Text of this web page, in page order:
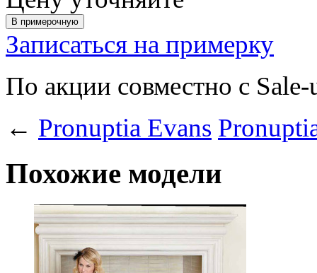
Записаться на примерку
По акции совместно с
← Pronuptia Evans
Похожие модели